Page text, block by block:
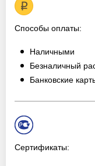
Способы оплаты:
Наличными
Безналичный
Банковские
Сертификаты: